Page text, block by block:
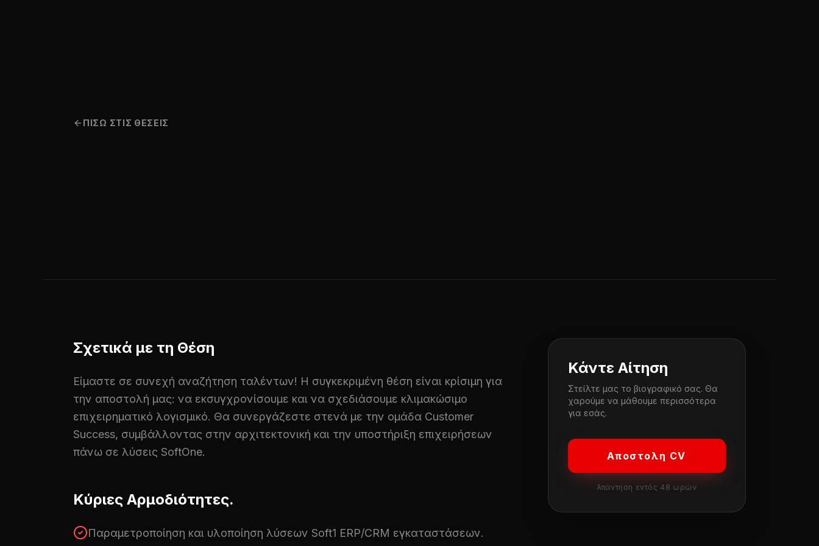
ΠΙΣΩ ΣΤΙΣ ΘΕΣΕΙΣ
Σχετικά με τη Θέση
Είμαστε σε συνεχή αναζήτηση ταλέντων! Η συγκεκριμένη θέση είναι κρίσιμη για
την αποστολή μας: να εκσυγχρονίσουμε και να σχεδιάσουμε κλιμακώσιμο
επιχειρηματικό λογισμικό. Θα συνεργάζεστε στενά με την ομάδα Customer
Success, συμβάλλοντας στην αρχιτεκτονική και την υποστήριξη επιχειρήσεων
πάνω σε λύσεις SoftOne.
Κύριες Αρμοδιότητες.
Παραμετροποίηση και υλοποίηση λύσεων Soft1 ERP/CRM εγκαταστάσεων.
Κάντε Αίτηση
Στείλτε μας το βιογραφικό σας. Θα
χαρούμε να μάθουμε περισσότερα
για εσάς.
Αποστολη CV
Απάντηση εντός 48 ωρών